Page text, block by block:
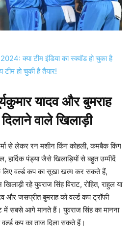
क्या टीम इंडिया का स्क्वॉड हो चुका है
हो चुकी है तैयार!
यादव और बुमराह
वाले खिलाड़ी
से लेकर रन मशीन किंग कोहली, कमबैक किंग
पंड्या जैसे खिलाड़ियों से बहुत उम्मीदें
लिए वर्ल्ड कप का सूखा खत्म कर सकते हैं,
रहे युवराज सिंह विराट, रोहित, राहुल या
और जसप्रीत बुमराह को वर्ल्ड कप ट्रॉफी
में सबसे आगे मानते हैं। युवराज सिंह का मानना
वर्ल्ड कप का ताज दिला सकते हैं।